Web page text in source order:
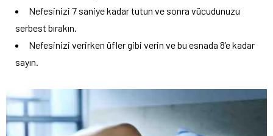
Nefesinizi 7 saniye kadar tutun ve sonra vücudunuzu
serbest bırakın.
Nefesinizi verirken üfler gibi verin ve bu esnada 8’e kadar
sayın.